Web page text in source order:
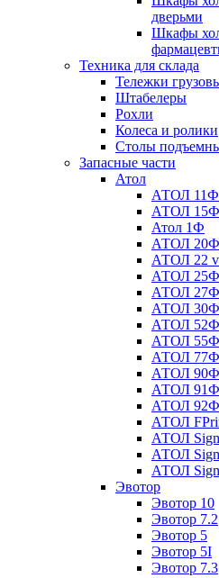
дверьми
Шкафы
Техника для склада
Тележки
Штабелеры
Рохли
Колеса и ролики
Столы
Запасные части
Атол
АТОЛ 11Ф
АТОЛ 15Ф
Атол 1Ф
АТОЛ 20Ф
АТОЛ 22
АТОЛ 25Ф
АТОЛ 27Ф
АТОЛ 30Ф
АТОЛ 52Ф
АТОЛ 55Ф
АТОЛ 77Ф
АТОЛ 90Ф
АТОЛ 91Ф
АТОЛ 92Ф
АТОЛ
АТОЛ
АТОЛ
АТОЛ
Эвотор
Эвотор 10
Эвотор 7.2
Эвотор 5
Эвотор 5I
Эвотор 7.3